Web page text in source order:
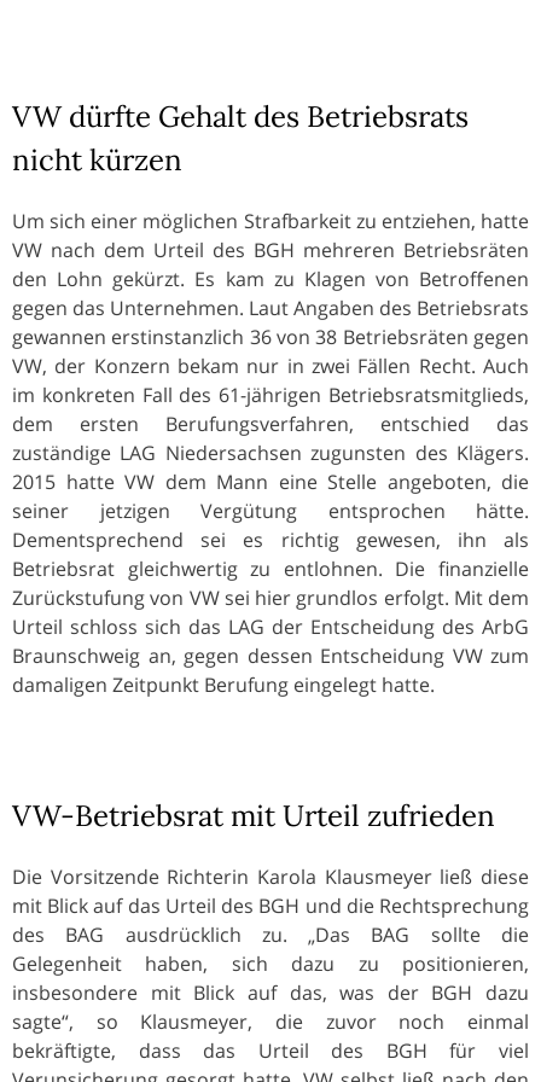
VW dürfte Gehalt des Betriebsrats
nicht kürzen
Um sich einer möglichen Strafbarkeit zu entziehen, hatte
VW nach dem Urteil des BGH mehreren Betriebsräten
den Lohn gekürzt. Es kam zu Klagen von Betroffenen
gegen das Unternehmen. Laut Angaben des Betriebsrats
gewannen erstinstanzlich 36 von 38 Betriebsräten gegen
VW, der Konzern bekam nur in zwei Fällen Recht. Auch
im konkreten Fall des 61-jährigen Betriebsratsmitglieds,
dem ersten Berufungsverfahren, entschied das
zuständige LAG Niedersachsen zugunsten des Klägers.
2015 hatte VW dem Mann eine Stelle angeboten, die
seiner jetzigen Vergütung entsprochen hätte.
Dementsprechend sei es richtig gewesen, ihn als
Betriebsrat gleichwertig zu entlohnen. Die finanzielle
Zurückstufung von VW sei hier grundlos erfolgt. Mit dem
Urteil schloss sich das LAG der Entscheidung des ArbG
Braunschweig an, gegen dessen Entscheidung VW zum
damaligen Zeitpunkt Berufung eingelegt hatte.
VW-Betriebsrat mit Urteil zufrieden
Die Vorsitzende Richterin Karola Klausmeyer ließ diese
mit Blick auf das Urteil des BGH und die Rechtsprechung
des BAG ausdrücklich zu. „Das BAG sollte die
Gelegenheit haben, sich dazu zu positionieren,
insbesondere mit Blick auf das, was der BGH dazu
sagte“, so Klausmeyer, die zuvor noch einmal
bekräftigte, dass das Urteil des BGH für viel